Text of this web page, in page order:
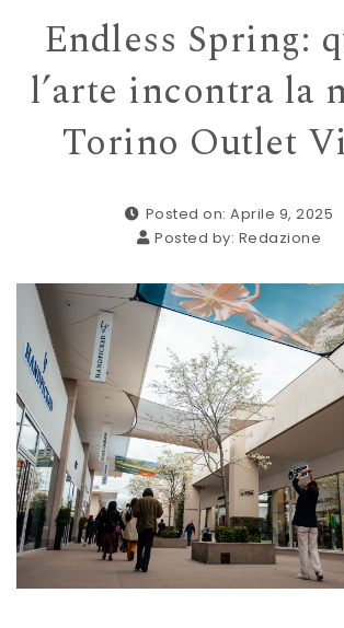
Endless Spring:
l’arte incontra la
Torino Outlet
Posted on: Aprile 9, 2025
Posted by: Redazione